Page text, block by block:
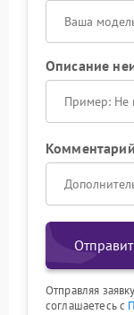
Описание
Отправляя
соглашаетесь с